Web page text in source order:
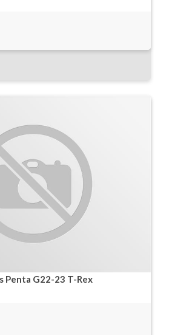
Penta G22-23 T-Rex